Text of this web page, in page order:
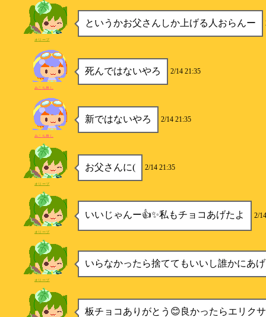
というかお父さんしか上げる人おらんー
オリーブ
死んではないやろ 2/14 21:35
みこち推し
新ではないやろ 2/14 21:35
みこち推し
お父さんに( 2/14 21:35
オリーブ
いいじゃんー👍✨私もチョコあげたよ 2/
オリーブ
いらなかったら捨ててもいいし誰かにあ
オリーブ
板チョコありがとう😊良かったらエリク